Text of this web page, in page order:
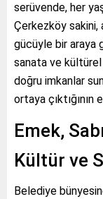
serüvende, her
Çerkezköy sakini,
gücüyle bir araya
sanata ve
doğru imkanlar
ortaya
Emek,
Kültür ve
Belediye